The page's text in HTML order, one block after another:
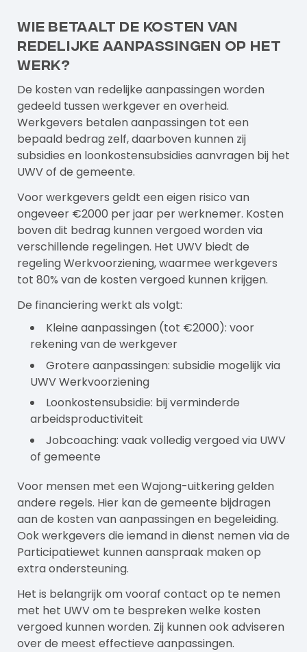
Wie betaalt de kosten van
redelijke aanpassingen op het
werk?
De kosten van redelijke aanpassingen worden
gedeeld tussen werkgever en overheid.
Werkgevers betalen aanpassingen tot een
bepaald bedrag zelf, daarboven kunnen zij
subsidies en loonkostensubsidies aanvragen bij het
UWV of de gemeente.
Voor werkgevers geldt een eigen risico van
ongeveer €2000 per jaar per werknemer. Kosten
boven dit bedrag kunnen vergoed worden via
verschillende regelingen. Het UWV biedt de
regeling Werkvoorziening, waarmee werkgevers
tot 80% van de kosten vergoed kunnen krijgen.
De financiering werkt als volgt:
Kleine aanpassingen (tot €2000): voor
rekening van de werkgever
Grotere aanpassingen: subsidie mogelijk via
UWV Werkvoorziening
Loonkostensubsidie: bij verminderde
arbeidsproductiviteit
Jobcoaching: vaak volledig vergoed via UWV
of gemeente
Voor mensen met een Wajong-uitkering gelden
andere regels. Hier kan de gemeente bijdragen
aan de kosten van aanpassingen en begeleiding.
Ook werkgevers die iemand in dienst nemen via de
Participatiewet kunnen aanspraak maken op
extra ondersteuning.
Het is belangrijk om vooraf contact op te nemen
met het UWV om te bespreken welke kosten
vergoed kunnen worden. Zij kunnen ook adviseren
over de meest effectieve aanpassingen.